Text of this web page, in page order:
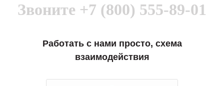
Звоните +7 (800) 555-89-01
Работать с нами просто, схема
взаимодействия